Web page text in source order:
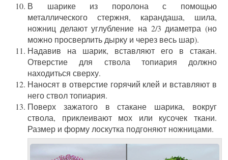
В шарике из поролона с помощью
металлического стержня, карандаша, шила,
ножниц делают углубление на 2/3 диаметра (но
можно просверлить дырку и через весь шар).
Надавив на шарик, вставляют его в стакан.
Отверстие для ствола топиария должно
находиться сверху.
Наносят в отверстие горячий клей и вставляют в
него ствол топиария.
Поверх зажатого в стакане шарика, вокруг
ствола, приклеивают мох или кусочек ткани.
Размер и форму лоскутка подгоняют ножницами.